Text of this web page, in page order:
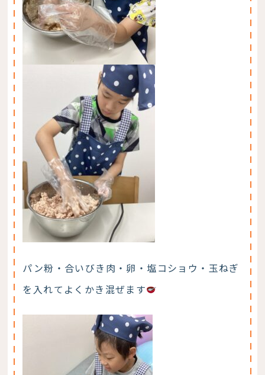
パン粉・合いびき肉・卵・塩コショウ・玉ねぎ
を入れてよくかき混ぜます